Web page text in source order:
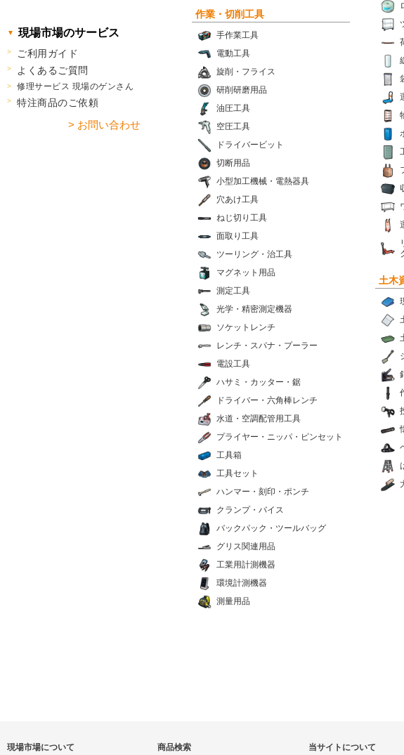
作業・切削工具
手作業工具
電動工具
旋削・フライス
研削研磨用品
油圧工具
空圧工具
ドライバービット
切断用品
小型加工機械・電熱器具
穴あけ工具
ねじ切り工具
面取り工具
ツーリング・治工具
マグネット用品
測定工具
光学・精密測定機器
ソケットレンチ
レンチ・スパナ・プーラー
電設工具
ハサミ・カッター・鋸
ドライバー・六角棒レンチ
水道・空調配管用工具
プライヤー・ニッパ・ピンセット
工具箱
工具セット
ハンマー・刻印・ポンチ
クランプ・バイス
バックパック・ツールバッグ
グリス関連用品
工業用計測機器
環境計測機器
測量用品
土木
現場市場のサービス
ご利用ガイド
よくあるご質問
修理サービス 現場のゲンさん
特注商品のご依頼
> お問い合わせ
現場市場について 商品検索 当サイトについて